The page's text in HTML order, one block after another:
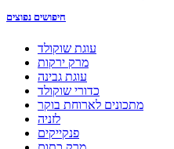
חיפושים נפוצים
עוגת שוקולד
מרק ירקות
עוגת גבינה
כדורי שוקולד
מתכונים לארוחת בוקר
לזניה
פנקייקים